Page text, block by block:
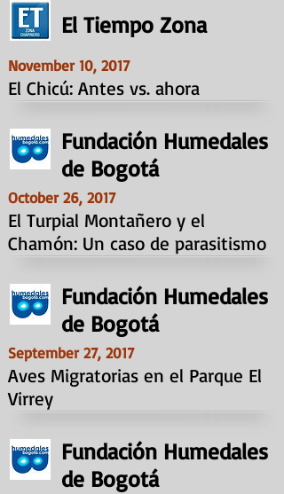
El Tiempo Zona
November 10, 2017
El Chicú: Antes vs. ahora
Fundación Humedales
de Bogotá
October 26, 2017
El Turpial Montañero y el
Chamón: Un caso de parasitismo
Fundación Humedales
de Bogotá
September 27, 2017
Aves Migratorias en el Parque El
Virrey
Fundación Humedales
de Bogotá